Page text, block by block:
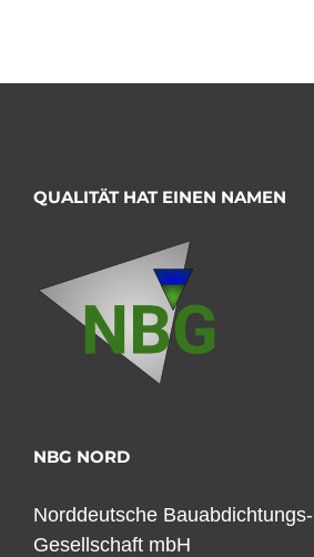
QUALITÄT HAT EINEN NAMEN
NBG NORD
Norddeutsche Bauabdichtungs-
Gesellschaft mbH